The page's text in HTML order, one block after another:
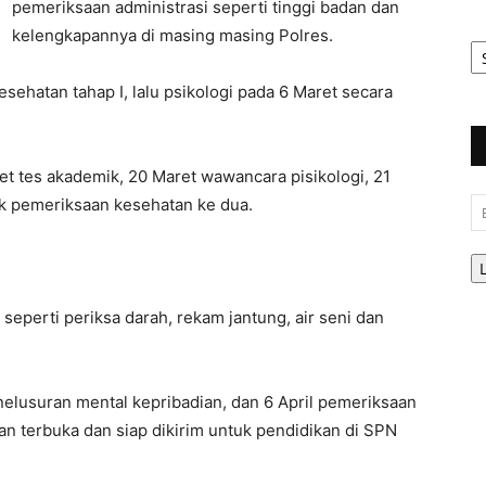
pemeriksaan administrasi seperti tinggi badan dan
kelengkapannya di masing masing Polres.
tahap I, lalu psikologi pada 6 Maret secara
tes akademik, 20 Maret wawancara pisikologi, 21
kesehatan ke dua.
periksa darah, rekam jantung, air seni dan
mental kepribadian, dan 6 April pemeriksaan
terbuka dan siap dikirim untuk pendidikan di SPN